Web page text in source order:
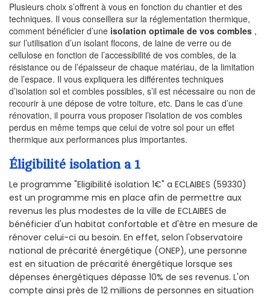
Plusieurs choix s’offrent à vous en fonction du chantier et des
techniques. Il vous conseillera sur la réglementation thermique,
comment bénéficier d’une isolation optimale de vos combles ,
sur l’utilisation d’un isolant flocons, de laine de verre ou de
cellulose en fonction de l’accessibilité de vos combles, de la
résistance ou de l’épaisseur de chaque matériau, de la limitation
de l’espace. Il vous expliquera les différentes techniques
d’isolation sol et combles possibles, s’il est nécessaire ou non de
recourir à une dépose de votre toiture, etc. Dans le cas d’une
rénovation, il pourra vous proposer l’isolation de vos combles
perdus en même temps que celui de votre sol pour un effet
thermique aux performances plus importantes.
Éligibilité isolation a 1
Le programme "Eligibilité isolation 1€" a ECLAIBES (59330)
est un programme mis en place afin de permettre aux
revenus les plus modestes de la ville de ECLAIBES de
bénéficier d'un habitat confortable et d'être en mesure de
rénover celui-ci au besoin. En effet, selon l'observatoire
national de précarité énergétique (ONEP), une personne
est en situation de précarité énergétique lorsque ses
dépenses énergétiques dépasse 10% de ses revenus. L'on
compte ainsi près de 12 millions de personnes en situation